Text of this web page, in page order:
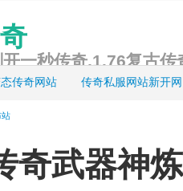
一秒传奇,1.76复古
传奇网站 传奇私服网站新开网
站
奇武器神